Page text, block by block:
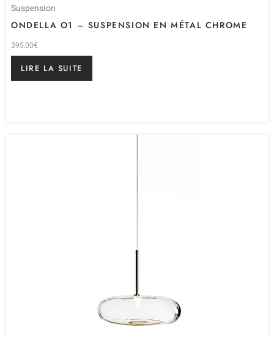
Suspension
ONDELLA O1 – SUSPENSION EN MÉTAL CHROME
395,00€
LIRE LA SUITE